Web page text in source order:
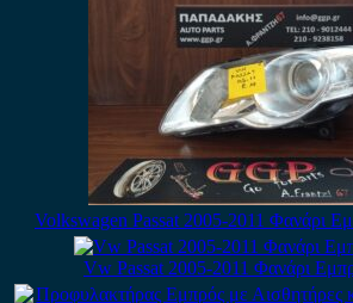
Volkswagen Passat 2005-2011 Φανάρι
Vw Passat 2005-2011 Φανάρι